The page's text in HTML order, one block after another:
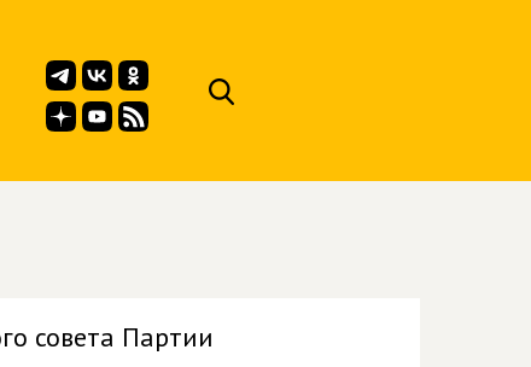
совета Партии